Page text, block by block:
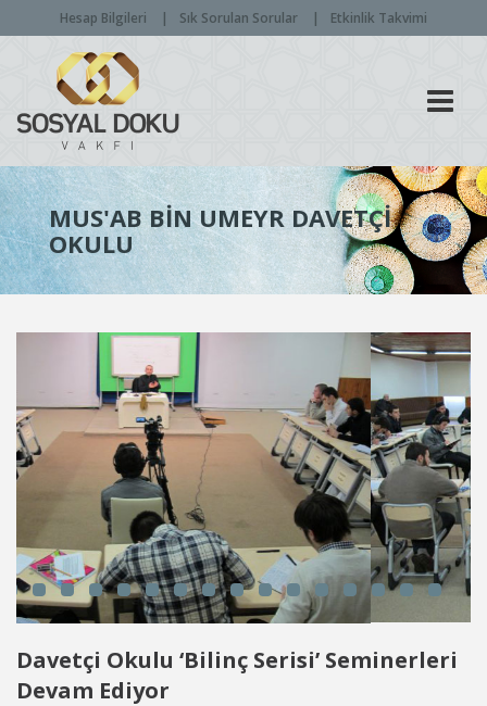
Hesap Bilgileri Sık Sorulan Sorular Etkinlik Takvimi
MUS'AB BIN UMEYR DAVETÇI
OKULU
Davetçi Okulu ‘Bilinç Serisi’ Seminerleri
Devam Ediyor